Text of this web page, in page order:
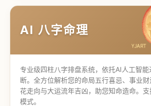
AI 八字命理
专业级四柱八字排盘系统，依托AI人工智
断。全方位解析您的命局五行喜忌、事业
花走向与大运流年吉凶，助您知命造命。
模式。